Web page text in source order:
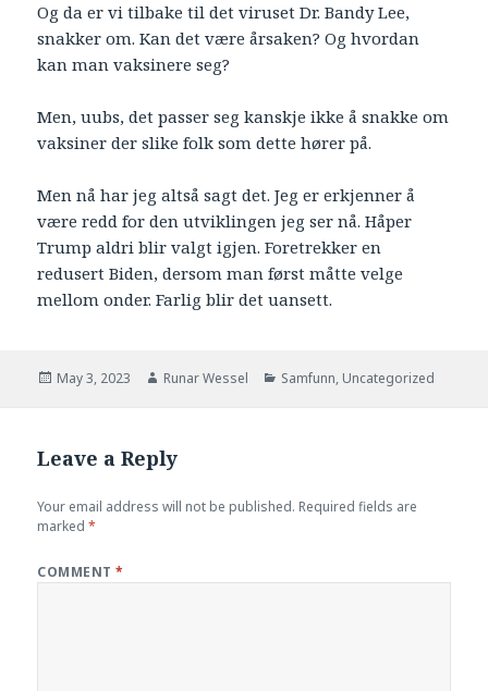
Og da er vi tilbake til det viruset Dr. Bandy Lee,
snakker om. Kan det være årsaken? Og hvordan
kan man vaksinere seg?
Men, uubs, det passer seg kanskje ikke å snakke om
vaksiner der slike folk som dette hører på.
Men nå har jeg altså sagt det. Jeg er erkjenner å
være redd for den utviklingen jeg ser nå. Håper
Trump aldri blir valgt igjen. Foretrekker en
redusert Biden, dersom man først måtte velge
mellom onder. Farlig blir det uansett.
Posted
May 3, 2023 Author
Runar Wessel Categories
Samfunn, Uncategorized
Leave a Reply
Your email address will not be published. Required fields are
marked*
COMMENT*